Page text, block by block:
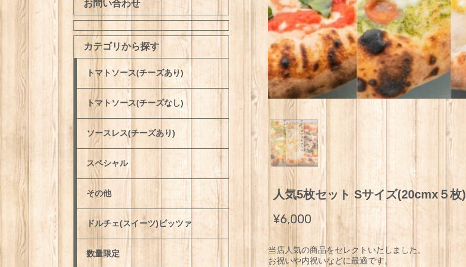
お問い合わせ
カテゴリから探す
トマトソース(チーズあり)
トマトソース(チーズなし)
ソースレス(チーズあり)
スペシャル
その他
ドルチェ(スイーツ)ピッツァ
数量限定
人気5枚セット Sサイズ(20cmx５枚)
¥6,000
当店人気の商品をセレクトいたしました。
お祝いや内祝いなどに最適です。